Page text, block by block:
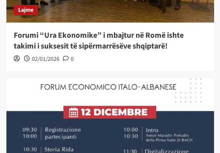
Lajme
Forumi “Ura Ekonomike” i mbajtur në Romë ishte
takimi i suksesit të sipërmarrësëve shqiptarë!
02/01/2026 0